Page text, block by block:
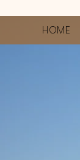
HOME